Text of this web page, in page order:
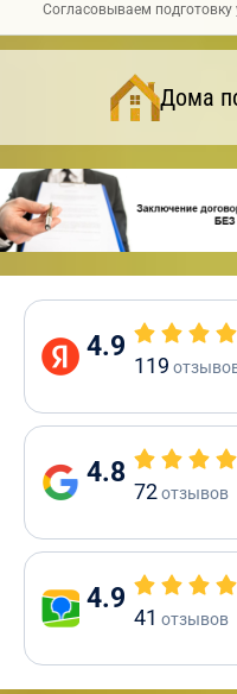
Согласовываем подготовку
Дома
4.9
119
4.8
72отзывов
4.9
41 отзывов